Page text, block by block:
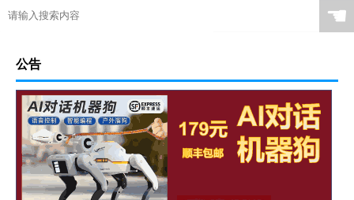
☚
公告